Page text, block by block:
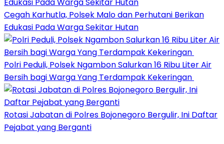
Cegah Karhutla, Polsek Malo dan Perhutani Berikan
Edukasi Pada Warga Sekitar Hutan
Polri Peduli, Polsek Ngambon Salurkan 16 Ribu Liter Air
Bersih bagi Warga Yang Terdampak Kekeringan
Rotasi Jabatan di Polres Bojonegoro Bergulir, Ini Daftar
Pejabat yang Berganti